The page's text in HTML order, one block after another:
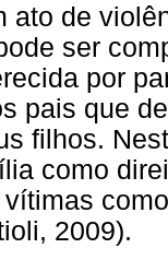
ato de
ser
por
pais que
filhos.
como
2009).